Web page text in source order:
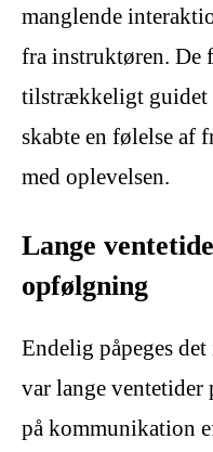
manglende
fra instruktøren. De
tilstrækkeligt guidet
skabte en følelse af
med oplevelsen.
Lange
opfølgning
Endelig påpeges
var lange
på kommunikation